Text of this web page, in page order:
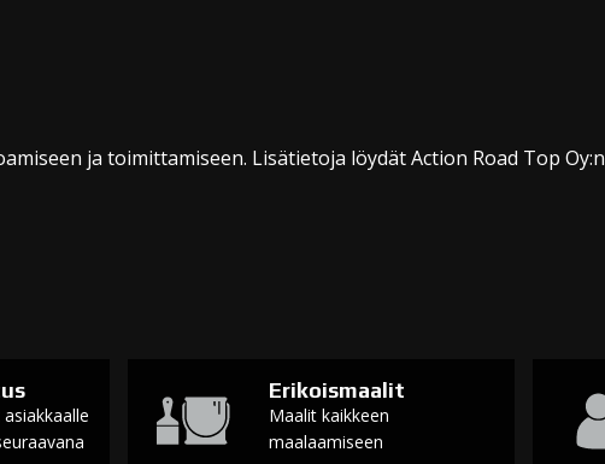
ja toimittamiseen. Lisätietoja löydät Action Road Top Oy:n
Erikoismaalit
Maalit kaikkeen
maalaamiseen